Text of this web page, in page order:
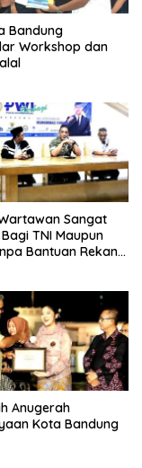
Bandung
Workshop dan
Sangat
TNI Maupun
Bantuan Rekan-
Anugerah
Kota Bandung